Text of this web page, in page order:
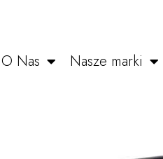
O Nas Nasze marki